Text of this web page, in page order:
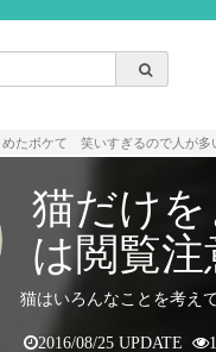
たボケて 笑いすぎるので人が多
猫だけ
は閲覧
猫はいろんなことを考え
2016/08/25 UPDATE